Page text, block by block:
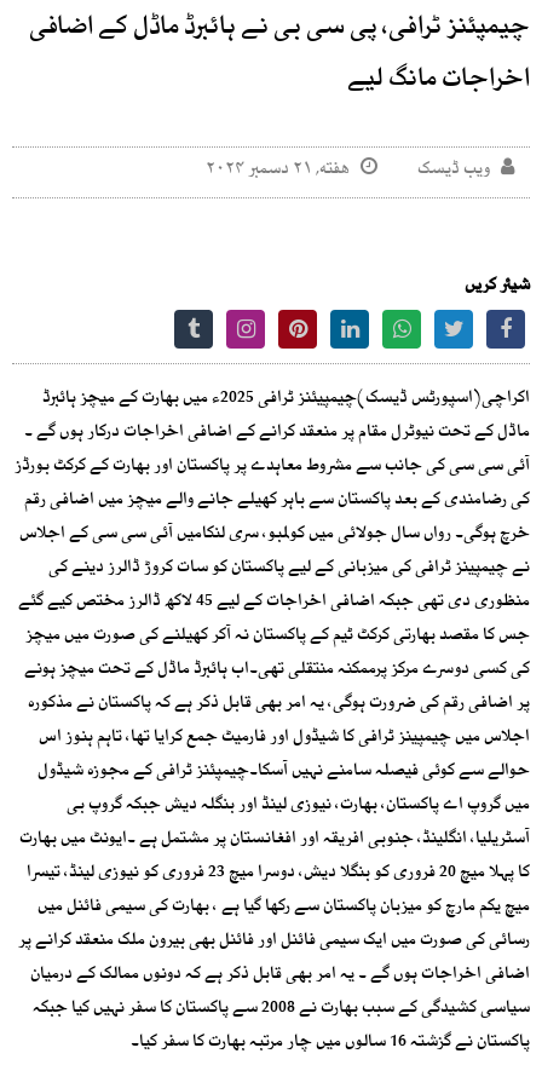
چیمپئنز ٹرافی، پی سی بی نے ہائبرڈ ماڈل کے اضافی
اخراجات مانگ لیے
ویب ڈیسک هفته, ۲۱ دسمبر ۲۰۲۴
شیئر کریں
اکراچی(اسپورٹس ڈیسک)چیمپیئنز ٹرافی 2025ء میں بھارت کے میچز ہائبرڈ
ماڈل کے تحت نیوٹرل مقام پر منعقد کرانے کے اضافی اخراجات درکار ہوں گے ۔
آئی سی سی کی جانب سے مشروط معاہدے پر پاکستان اور بھارت کے کرکٹ بورڈز
کی رضامندی کے بعد پاکستان سے باہر کھیلے جانے والے میچز میں اضافی رقم
خرچ ہوگی۔ رواں سال جولائی میں کولمبو، سری لنکامیں آئی سی سی کے اجلاس
نے چیمپینز ٹرافی کی میزبانی کے لیے پاکستان کو سات کروڑ ڈالرز دینے کی
منظوری دی تھی جبکہ اضافی اخراجات کے لیے 45 لاکھ ڈالرز مختص کیے گئے
جس کا مقصد بھارتی کرکٹ ٹیم کے پاکستان نہ آکر کھیلنے کی صورت میں میچز
کی کسی دوسرے مرکز پرممکنہ منتقلی تھی۔اب ہائبرڈ ماڈل کے تحت میچز ہونے
پر اضافی رقم کی ضرورت ہوگی، یہ امر بھی قابل ذکر ہے کہ پاکستان نے مذکورہ
اجلاس میں چیمپینز ٹرافی کا شیڈول اور فارمیٹ جمع کرایا تھا، تاہم ہنوز اس
حوالے سے کوئی فیصلہ سامنے نہیں آسکا۔چیمپئنز ٹرافی کے مجوزہ شیڈول
میں گروپ اے پاکستان، بھارت، نیوزی لینڈ اور بنگلہ دیش جبکہ گروپ بی
آسٹریلیا، انگلینڈ، جنوبی افریقہ اور افغانستان پر مشتمل ہے ۔ایونٹ میں بھارت
کا پہلا میچ 20 فروری کو بنگلا دیش، دوسرا میچ 23 فروری کو نیوزی لینڈ، تیسرا
میچ یکم مارچ کو میزبان پاکستان سے رکھا گیا ہے ، بھارت کی سیمی فائنل میں
رسائی کی صورت میں ایک سیمی فائنل اور فائنل بھی بیرون ملک منعقد کرانے پر
اضافی اخراجات ہوں گے ۔ یہ امر بھی قابل ذکر ہے کہ دونوں ممالک کے درمیان
سیاسی کشیدگی کے سبب بھارت نے 2008 سے پاکستان کا سفر نہیں کیا جبکہ
پاکستان نے گزشتہ 16 سالوں میں چار مرتبہ بھارت کا سفر کیا۔